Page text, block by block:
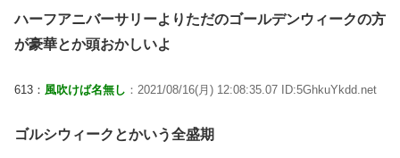
ハーフアニバーサリーよりただのゴールデンウィークの方
が豪華とか頭おかしいよ
613： 風吹けば名無し ：2021/08/16(月) 12:08:35.07 ID:5GhkuYkdd.net
ゴルシウィークとかいう全盛期